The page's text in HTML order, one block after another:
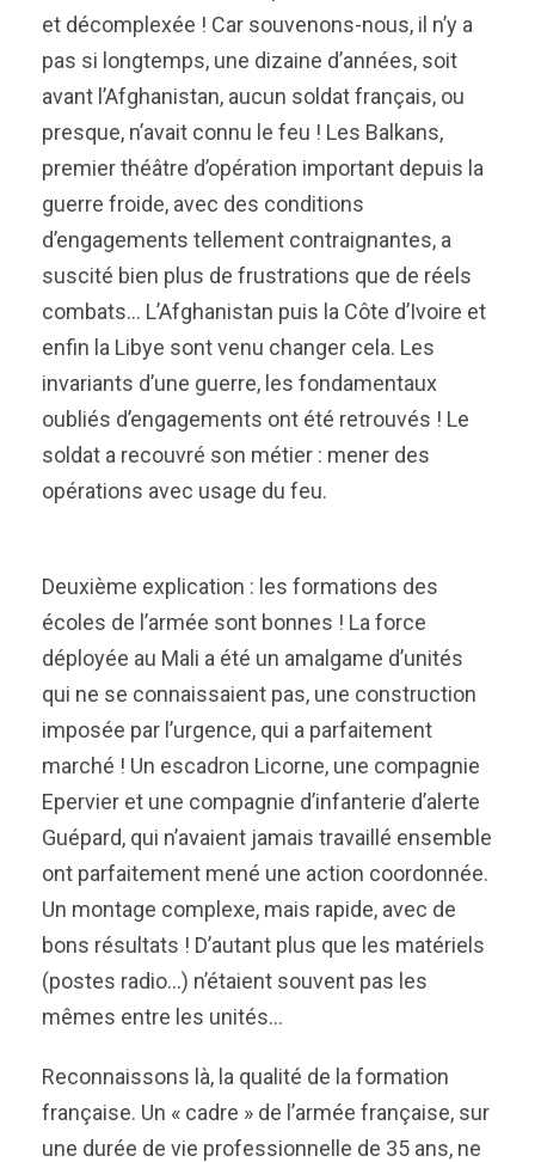
et décomplexée ! Car souvenons-nous, il n’y a
pas si longtemps, une dizaine d’années, soit
avant l’Afghanistan, aucun soldat français, ou
presque, n’avait connu le feu ! Les Balkans,
premier théâtre d’opération important depuis la
guerre froide, avec des conditions
d’engagements tellement contraignantes, a
suscité bien plus de frustrations que de réels
combats… L’Afghanistan puis la Côte d’Ivoire et
enfin la Libye sont venu changer cela. Les
invariants d’une guerre, les fondamentaux
oubliés d’engagements ont été retrouvés ! Le
soldat a recouvré son métier : mener des
opérations avec usage du feu.
Deuxième explication : les formations des
écoles de l’armée sont bonnes ! La force
déployée au Mali a été un amalgame d’unités
qui ne se connaissaient pas, une construction
imposée par l’urgence, qui a parfaitement
marché ! Un escadron Licorne, une compagnie
Epervier et une compagnie d’infanterie d’alerte
Guépard, qui n’avaient jamais travaillé ensemble
ont parfaitement mené une action coordonnée.
Un montage complexe, mais rapide, avec de
bons résultats ! D’autant plus que les matériels
(postes radio…) n’étaient souvent pas les
mêmes entre les unités…
Reconnaissons là, la qualité de la formation
française. Un « cadre » de l’armée française, sur
une durée de vie professionnelle de 35 ans, ne